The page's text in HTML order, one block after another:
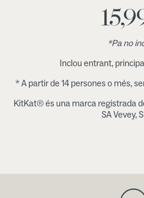
*Pa no
Inclou entrant,
* A partir de 14 persones o més,
KitKat® és una marca registrada
SA Vevey,